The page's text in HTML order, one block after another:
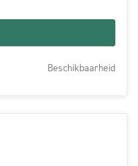
Beschikbaarheid